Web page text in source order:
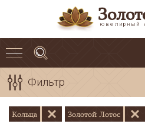
ювелирный
Фильтр
Кольца
Золотой Лотос